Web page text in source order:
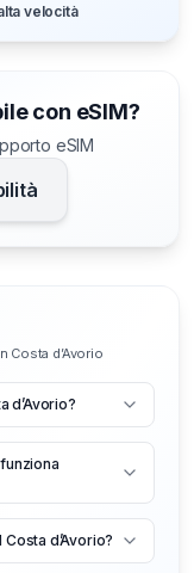
velocità
con eSIM?
eSIM
Costa d’Avorio
d’Avorio?
d’Avorio?